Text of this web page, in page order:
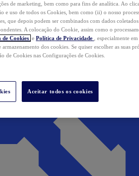
de marketing, bem como para fins de analítica. Ao
uso de todos os Cookies, bem como (ii) o nosso
que depois podem ser combinados com dados
A colocação do Cookie, assim como o
de Cookies e Política de Privacidade
, especialmente
dos cookies. Se quiser escolher as suas
de Cookies nas Configurações de Cookies.
Aceitar todos os cookies